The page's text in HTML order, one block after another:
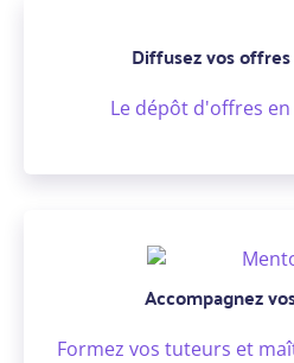
Diffusez vos
Le dépôt d'offres
Accompagnez
Formez vos tuteurs et